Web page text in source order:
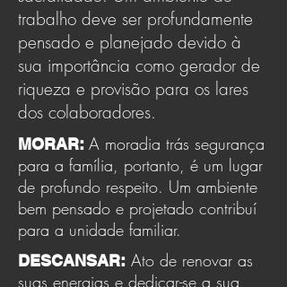
trabalho deve ser profundamente
pensado e planejado devido à
sua importância como gerador de
riqueza e provisão para os lares
dos colaboradores.
MORAR: A moradia trás segurança
para a família, portanto, é um lugar
de profundo respeito. Um ambiente
bem pensado e projetado contribuí
para a unidade familiar.
DESCANSAR: Ato de renovar as
suas energias e dedicar-se a sua